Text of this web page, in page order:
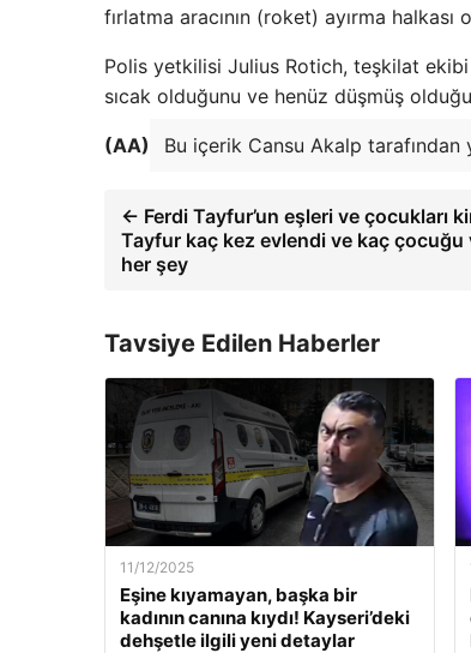
fırlatma aracının (roket) ayırma
Polis yetkilisi Julius Rotich, teşkilat ekibi
sıcak olduğunu ve henüz düşmüş
(AA) Bu içerik Cansu Akalp tarafından
← Ferdi Tayfur’un eşleri ve çocukları
Tayfur kaç kez evlendi ve kaç çocuğu
her şey
Tavsiye Edilen Haberler
11/12/2025
Eşine kıyamayan, başka bir
kadının canına kıydı! Kayseri’deki
dehşetle ilgili yeni detaylar